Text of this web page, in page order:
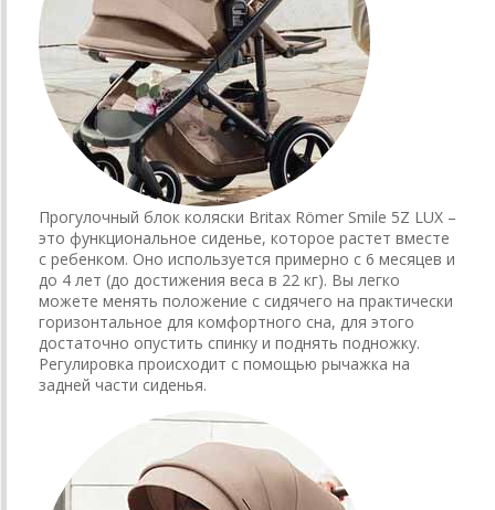
Прогулочный блок коляски Britax Römer Smile 5Z LUX –
это функциональное сиденье, которое растет вместе
с ребенком. Оно используется примерно с 6 месяцев и
до 4 лет (до достижения веса в 22 кг). Вы легко
можете менять положение с сидячего на практически
горизонтальное для комфортного сна, для этого
достаточно опустить спинку и поднять подножку.
Регулировка происходит с помощью рычажка на
задней части сиденья.